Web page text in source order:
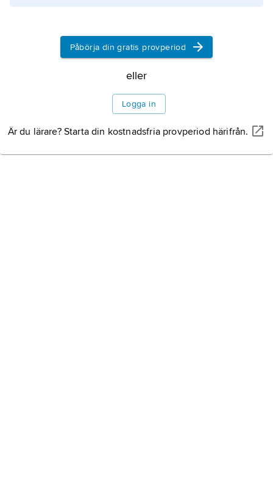
Information om artikeln
Påbörja din gratis provperiod
eller
Logga in
Är du lärare? Starta din kostnadsfria provperiod härifrån.